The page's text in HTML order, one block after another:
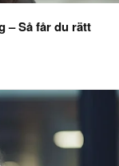
– Så får du rätt